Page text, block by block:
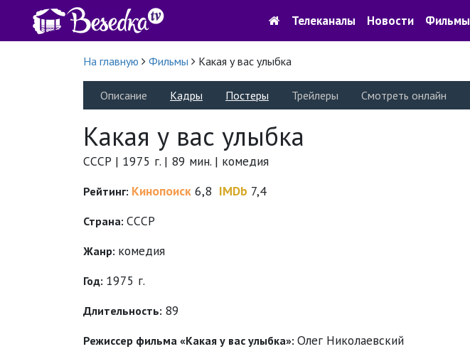
Телеканалы Новости Фильмы
На главную Фильмы Какая у вас улыбка
Описание Кадры Постеры Трейлеры Смотреть онлайн
Какая у вас улыбка
СССР | 1975 г. | 89 мин. | комедия
Рейтинг: Кинопоиск 6,8 IMDb 7,4
Страна: СССР
Жанр: комедия
Год: 1975 г.
Длительность: 89
Режиссер фильма «Какая у вас улыбка»: Олег Николаевский